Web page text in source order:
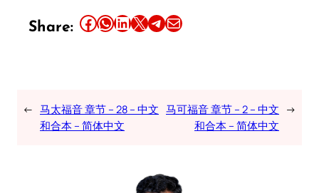
Share: Share this article on Facebook Share this article on WhatsApp Share this article on LinkedIn Share this article on X Share this article on TelegramEmail this Article
← 马太福音 章节 – 28 – 中文
和合本 – 简体中文
马可福音 章节 – 2 – 中文
和合本 – 简体中文
→